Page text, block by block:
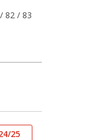
82 / 83
25